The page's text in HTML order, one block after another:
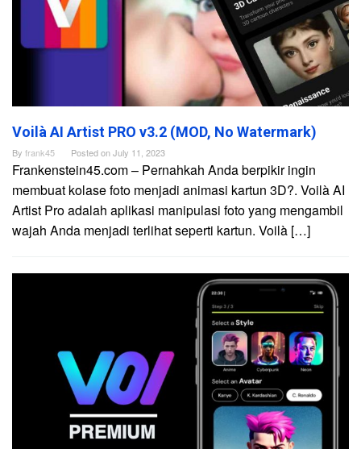
Voilà AI Artist PRO v3.2 (MOD, No Watermark)
By frank45 Posted onJuly 11, 2023
Frankenstein45.com – Pernahkah Anda berpikir ingin
membuat kolase foto menjadi animasi kartun 3D?. Voilà AI
Artist Pro adalah aplikasi manipulasi foto yang mengambil
wajah Anda menjadi terlihat seperti kartun. Voilà […]